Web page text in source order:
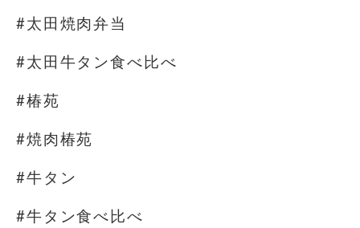
#太田焼肉弁当
#太田牛タン食べ比べ
#椿苑
#焼肉椿苑
#牛タン
#牛タン食べ比べ